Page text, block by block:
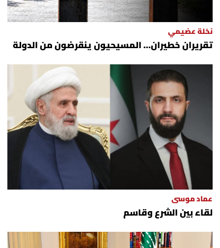
نخلة عضيمي
تقريران خطيران… المسيحيون ينقرضون من الدولة
عماد موسى
لقاء بين الشرع وقاسم